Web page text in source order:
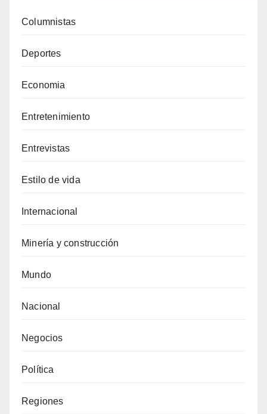
Columnistas
Deportes
Economia
Entretenimiento
Entrevistas
Estilo de vida
Internacional
Minería y construcción
Mundo
Nacional
Negocios
Política
Regiones